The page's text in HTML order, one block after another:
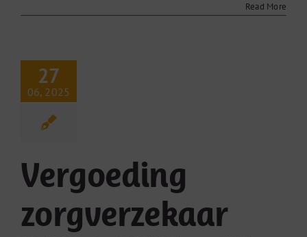
Read More
27
06, 2025
Vergoeding
zorgverzekaar